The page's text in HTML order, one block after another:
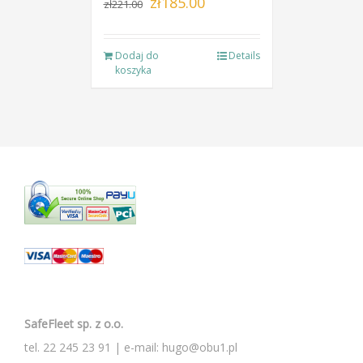
zł221.00
zł221.00.
Dodaj do
koszyka
Details
SafeFleet sp. z o.o.
tel. 22 245 23 91 | e-mail: hugo@obu1.pl